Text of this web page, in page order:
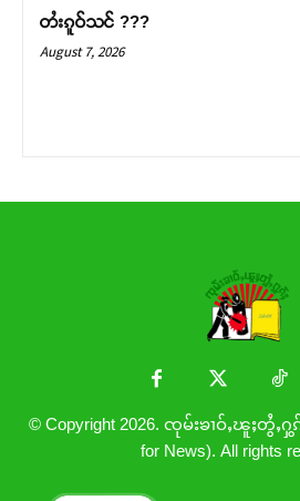
တႆးၵူဝ်သင် ???
August 7, 2026
© Copyright 2026. ၸုမ်းၶၢဝ်ႇၽူႈတွႆႇႁွၵ်
for News). All rights